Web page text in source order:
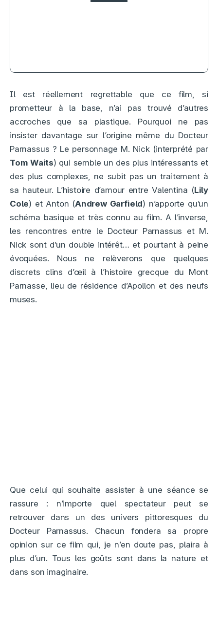
Il est réellement regrettable que ce film, si
prometteur à la base, n’ai pas trouvé d’autres
accroches que sa plastique. Pourquoi ne pas
insister davantage sur l’origine même du Docteur
Parnassus ? Le personnage M. Nick (interprété par
Tom Waits) qui semble un des plus intéressants et
des plus complexes, ne subit pas un traitement à
sa hauteur. L’histoire d’amour entre Valentina (Lily
Cole) et Anton (Andrew Garfield) n’apporte qu’un
schéma basique et très connu au film. A l’inverse,
les rencontres entre le Docteur Parnassus et M.
Nick sont d’un double intérêt… et pourtant à peine
évoquées. Nous ne relèverons que quelques
discrets clins d’œil à l’histoire grecque du Mont
Parnasse, lieu de résidence d’Apollon et des neufs
muses.
Que celui qui souhaite assister à une séance se
rassure : n’importe quel spectateur peut se
retrouver dans un des univers pittoresques du
Docteur Parnassus. Chacun fondera sa propre
opinion sur ce film qui, je n’en doute pas, plaira à
plus d’un. Tous les goûts sont dans la nature et
dans son imaginaire.